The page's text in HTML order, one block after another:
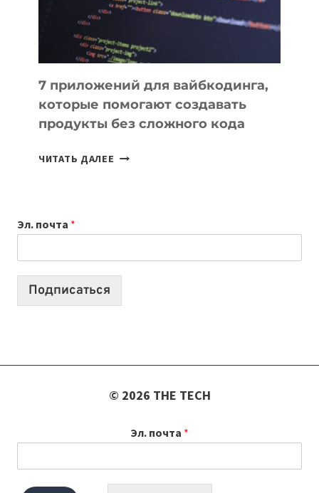
7 приложений для вайбкодинга,
которые помогают создавать
продукты без сложного кода
ЧИТАТЬ ДАЛЕЕ
СОЗДАВАТЬ
ПРОДУКТЫ
Эл. почта *
Подписаться
© 2026 THE TECH
Эл. почта *